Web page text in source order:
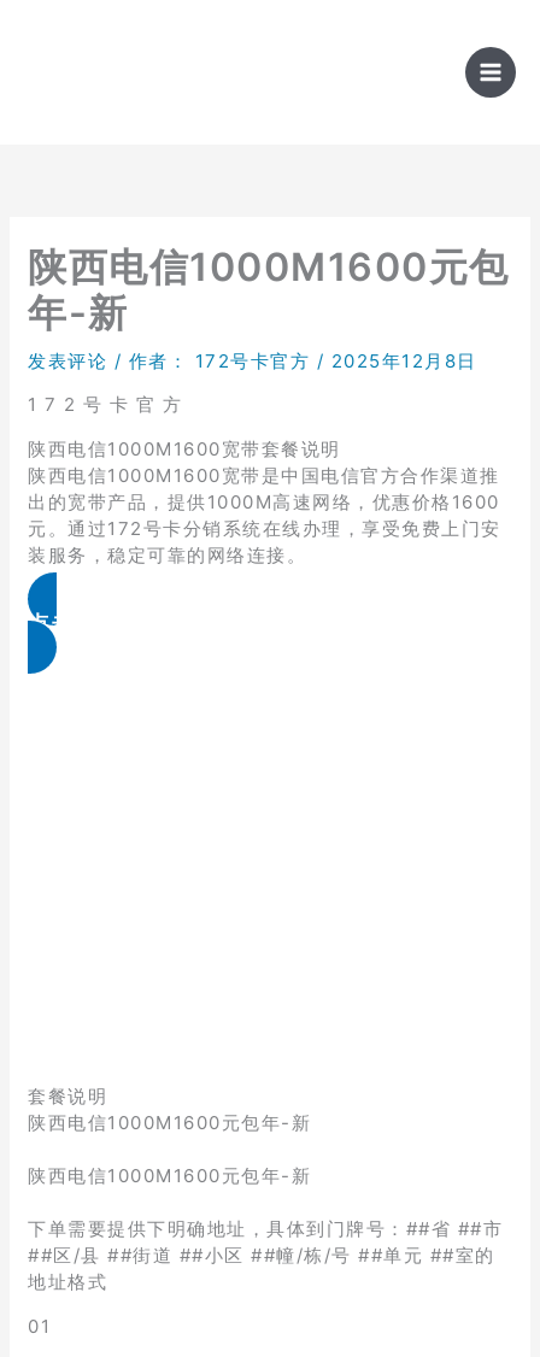
陕西电信1000M1600元包
年-新
发表评论 / 作者： 172号卡官方 / 2025年12月8日
1 7 2 号 卡 官 方
陕西电信1000M1600宽带套餐说明
陕西电信1000M1600宽带是中国电信官方合作渠道推
出的宽带产品，提供1000M高速网络，优惠价格1600
元。通过172号卡分销系统在线办理，享受免费上门安
装服务，稳定可靠的网络连接。
点击免费领取
套餐说明
陕西电信1000M1600元包年-新
陕西电信1000M1600元包年-新
下单需要提供下明确地址，具体到门牌号：##省 ##市
##区/县 ##街道 ##小区 ##幢/栋/号 ##单元 ##室的
地址格式
01